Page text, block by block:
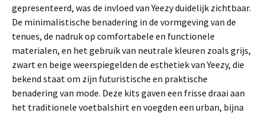
gepresenteerd, was de invloed van Yeezy duidelijk zichtbaar.
De minimalistische benadering in de vormgeving van de
tenues, de nadruk op comfortabele en functionele
materialen, en het gebruik van neutrale kleuren zoals grijs,
zwart en beige weerspiegelden de esthetiek van Yeezy, die
bekend staat om zijn futuristische en praktische
benadering van mode. Deze kits gaven een frisse draai aan
het traditionele voetbalshirt en voegden een urban, bijna